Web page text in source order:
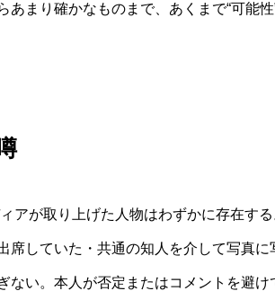
まり確かなものまで、あくまで“可能
アが取り上げた人物はわずかに存在す
席していた・共通の知人を介して写真に
ない。本人が否定またはコメントを避け